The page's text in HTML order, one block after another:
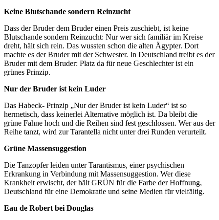
Keine Blutschande sondern Reinzucht
Dass der Bruder dem Bruder einen Preis zuschiebt, ist keine
Blutschande sondern Reinzucht: Nur wer sich familiär im Kreise
dreht, hält sich rein. Das wussten schon die alten Ägypter. Dort
machte es der Bruder mit der Schwester. In Deutschland treibt es der
Bruder mit dem Bruder: Platz da für neue Geschlechter ist ein
grünes Prinzip.
Nur der Bruder ist kein Luder
Das Habeck- Prinzip „Nur der Bruder ist kein Luder“ ist so
hermetisch, dass keinerlei Alternative möglich ist. Da bleibt die
grüne Fahne hoch und die Reihen sind fest geschlossen. Wer aus der
Reihe tanzt, wird zur Tarantella nicht unter drei Runden verurteilt.
Grüne Massensuggestion
Die Tanzopfer leiden unter Tarantismus, einer psychischen
Erkrankung in Verbindung mit Massensuggestion. Wer diese
Krankheit erwischt, der hält GRÜN für die Farbe der Hoffnung,
Deutschland für eine Demokratie und seine Medien für vielfältig.
Eau de Robert bei Douglas